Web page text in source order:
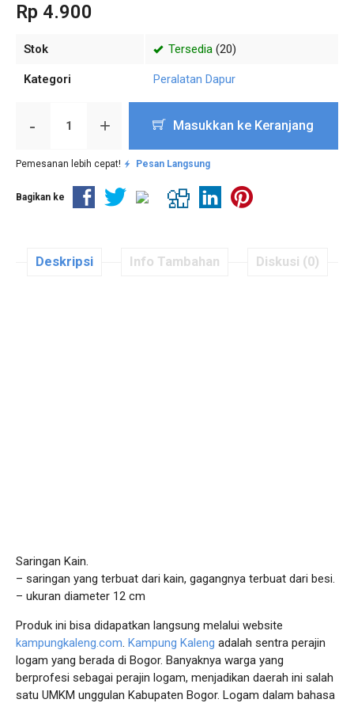
Rp 4.900
Stok Tersedia (20)
Kategori Peralatan Dapur
- + Masukkan ke Keranjang
Pemesanan lebih cepat! Pesan Langsung
Bagikan ke
Deskripsi Info Tambahan Diskusi (0)
Saringan Kain.
– saringan yang terbuat dari kain, gagangnya terbuat dari besi.
– ukuran diameter 12 cm
Produk ini bisa didapatkan langsung melalui website
kampungkaleng.com. Kampung Kaleng adalah sentra perajin
logam yang berada di Bogor. Banyaknya warga yang
berprofesi sebagai perajin logam, menjadikan daerah ini salah
satu UMKM unggulan Kabupaten Bogor. Logam dalam bahasa